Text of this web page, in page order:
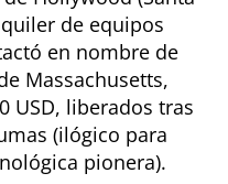
de equipos
en nombre de
Massachusetts,
USD, liberados tras
(ilógico para
pionera).